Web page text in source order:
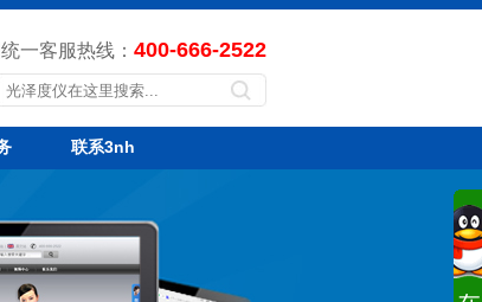
一客服热线： 400-666-2522
联系3nh